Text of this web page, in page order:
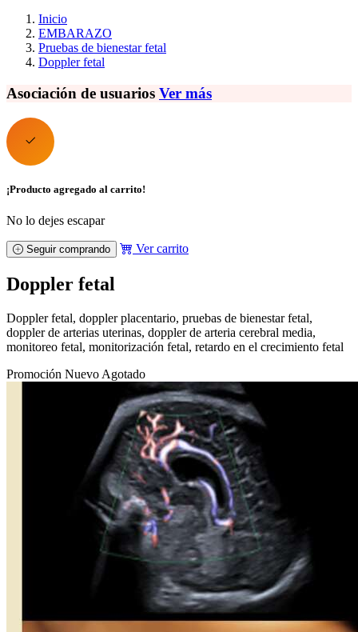
Inicio
EMBARAZO
Pruebas de bienestar fetal
Doppler fetal
Asociación de usuarios Ver más
¡Producto agregado al carrito!
No lo dejes escapar
Seguir comprando Ver carrito
Doppler fetal
Doppler fetal, doppler placentario, pruebas de bienestar fetal,
doppler de arterias uterinas, doppler de arteria cerebral media,
monitoreo fetal, monitorización fetal, retardo en el crecimiento fetal
Promoción Nuevo Agotado